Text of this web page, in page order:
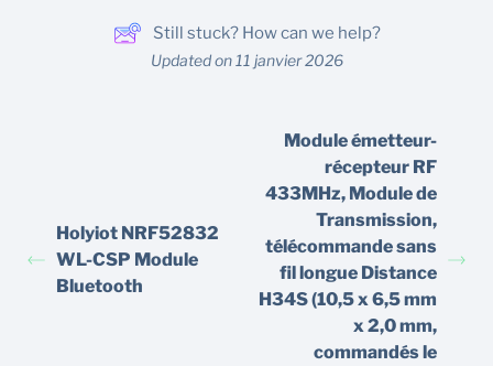
Still stuck? How can we help?
Updated on 11 janvier 2026
Holyiot NRF52832
WL-CSP Module
Bluetooth
Module émetteur-
récepteur RF
433MHz, Module de
Transmission,
télécommande sans
fil longue Distance
H34S (10,5 x 6,5 mm
x 2,0 mm,
commandés le